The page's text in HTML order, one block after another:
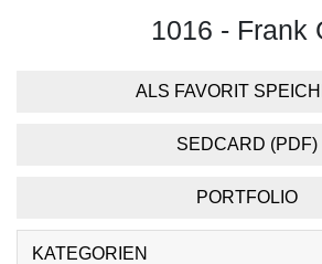
1016 - Frank
ALS FAVORIT
SEDCARD (PDF)
PORTFOLIO
KATEGORIEN